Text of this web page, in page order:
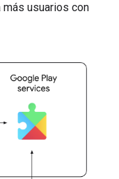
usuarios con